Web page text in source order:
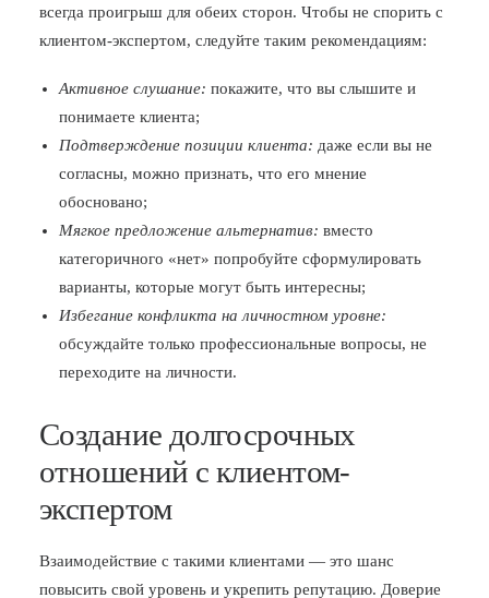
всегда проигрыш для обеих сторон. Чтобы не спорить с
клиентом-экспертом, следуйте таким рекомендациям:
Активное слушание: покажите, что вы слышите и
понимаете клиента;
Подтверждение позиции клиента: даже если вы не
согласны, можно признать, что его мнение
обосновано;
Мягкое предложение альтернатив: вместо
категоричного «нет» попробуйте сформулировать
варианты, которые могут быть интересны;
Избегание конфликта на личностном уровне:
обсуждайте только профессиональные вопросы, не
переходите на личности.
Создание долгосрочных
отношений с клиентом-
экспертом
Взаимодействие с такими клиентами — это шанс
повысить свой уровень и укрепить репутацию. Доверие